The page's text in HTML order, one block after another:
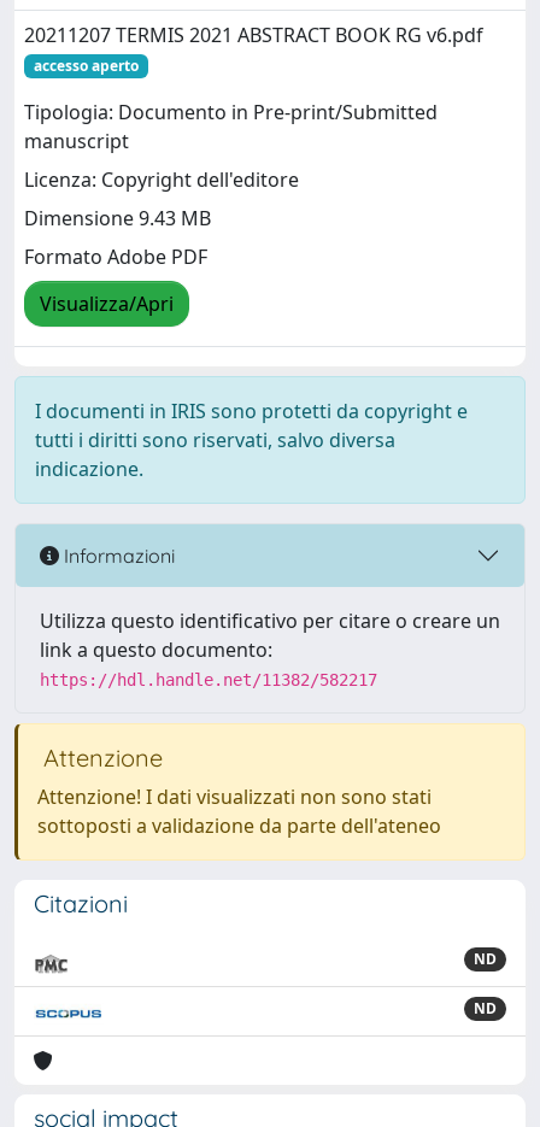
20211207 TERMIS 2021 ABSTRACT BOOK RG v6.pdf
accesso aperto
Tipologia: Documento in Pre-print/Submitted
manuscript
Licenza: Copyright dell'editore
Dimensione 9.43 MB
Formato Adobe PDF
Visualizza/Apri
I documenti in IRIS sono protetti da copyright e
tutti i diritti sono riservati, salvo diversa
indicazione.
Informazioni
Utilizza questo identificativo per citare o creare un
link a questo documento:
https://hdl.handle.net/11382/582217
Attenzione
Attenzione! I dati visualizzati non sono stati
sottoposti a validazione da parte dell'ateneo
Citazioni
ND
ND
social impact